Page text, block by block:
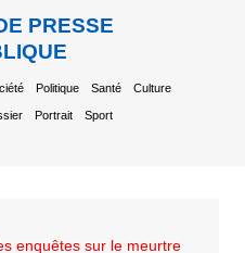
PRESSE
Politique Santé Culture
Portrait Sport
enquêtes sur le meurtre